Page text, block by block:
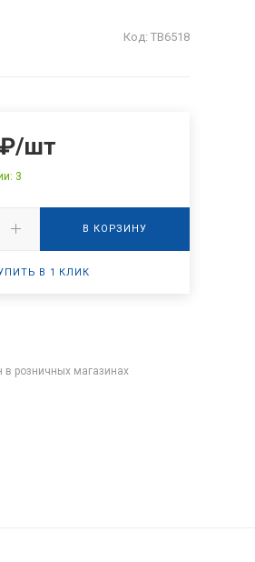
Код: ТВ6518
₽/шт
3
В КОРЗИНУ
В 1 КЛИК
в розничных магазинах